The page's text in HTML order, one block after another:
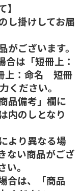
し掛けしてお届
ございます。
は「短冊上：
：命名 短冊
ください。
品備考」欄に
内のしとなり
より異なる場
ない商品がござ
。
合は、「商品